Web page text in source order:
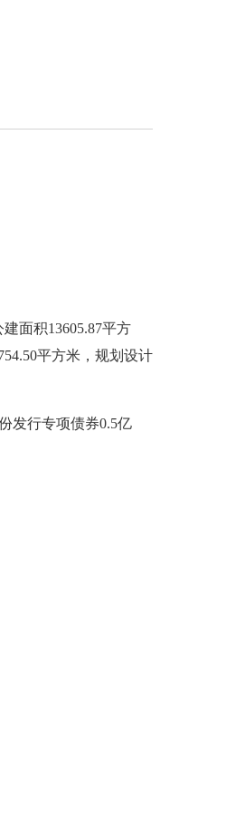
面积13605.87平方
平方米， 规划设计
发行专项债券0.5亿